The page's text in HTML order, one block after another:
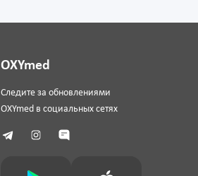
OXYmed
Следите за обновлениями
OXYmed в социальных сетях